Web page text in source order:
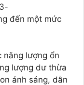
đến một mức
năng lượng ổn
lượng dư thừa
ánh sáng, dẫn